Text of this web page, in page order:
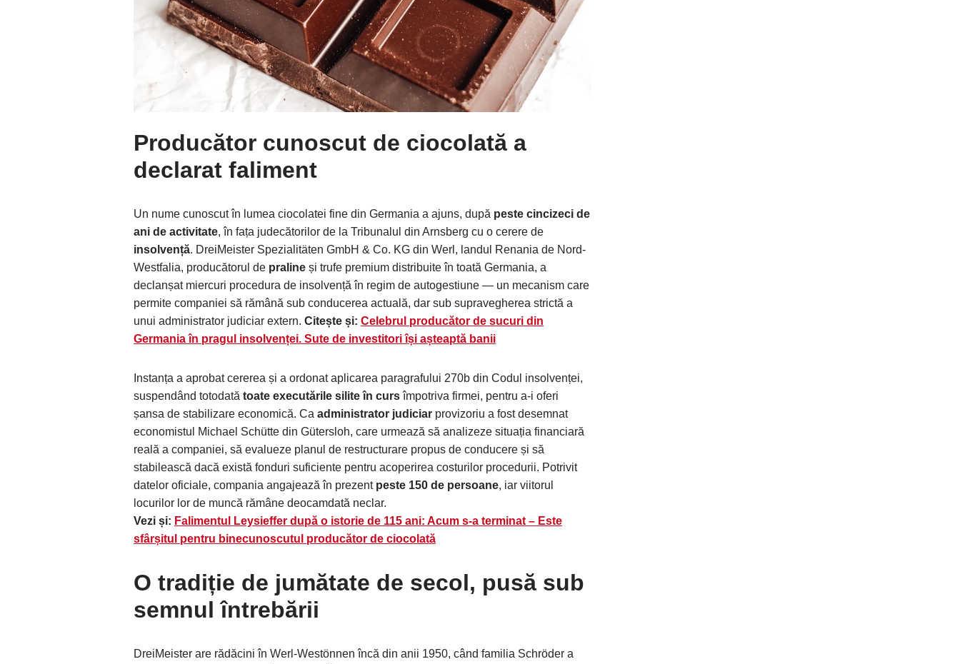
Producător cunoscut de ciocolată a
declarat faliment
Un nume cunoscut în lumea ciocolatei fine din Germania a ajuns, după peste cincizeci de
ani de activitate, în fața judecătorilor de la Tribunalul din Arnsberg cu o cerere de
insolvență. DreiMeister Spezialitäten GmbH & Co. KG din Werl, landul Renania de Nord-
Westfalia, producătorul de praline și trufe premium distribuite în toată Germania, a
declanșat miercuri procedura de insolvență în regim de autogestiune — un mecanism care
permite companiei să rămână sub conducerea actuală, dar sub supravegherea strictă a
unui administrator judiciar extern. Citește și: Celebrul producător de sucuri din
Germania în pragul insolvenței. Sute de investitori își așteaptă banii
Instanța a aprobat cererea și a ordonat aplicarea paragrafului 270b din Codul insolvenței,
suspendând totodată toate executările silite în cursîmpotriva firmei, pentru a-i oferi
șansa de stabilizare economică. Ca administrator judiciar provizoriu a fost desemnat
economistul Michael Schütte din Gütersloh, care urmează să analizeze situația financiară
reală a companiei, să evalueze planul de restructurare propus de conducere și să
stabilească dacă există fonduri suficiente pentru acoperirea costurilor procedurii. Potrivit
datelor oficiale, compania angajează în prezent peste 150 de persoane, iar viitorul
locurilor lor de muncă rămâne deocamdată neclar.
Vezi și: Falimentul Leysieffer după o istorie de 115 ani: Acum s-a terminat – Este
sfârșitul pentru binecunoscutul producător de ciocolată
O tradiție de jumătate de secol, pusă sub
semnul întrebării
DreiMeister are rădăcini în Werl-Westönnen încă din anii 1950, când familia Schröder a